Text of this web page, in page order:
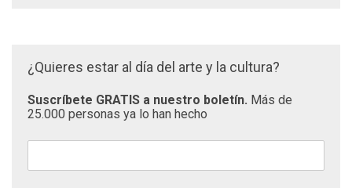
¿Quieres estar al día del arte y la cultura?
Suscríbete GRATIS a nuestro boletín. Más de
25.000 personas ya lo han hecho